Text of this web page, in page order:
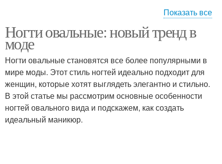
коротких ногтях
Фольга на ногтях
маникюр на короткие
ногти
Длинные ногти
Показать все
Ногти овальные: новый тренд в
моде
Ногти овальные становятся все более популярными в
мире моды. Этот стиль ногтей идеально подходит для
женщин, которые хотят выглядеть элегантно и стильно.
В этой статье мы рассмотрим основные особенности
ногтей овального вида и подскажем, как создать
идеальный маникюр.